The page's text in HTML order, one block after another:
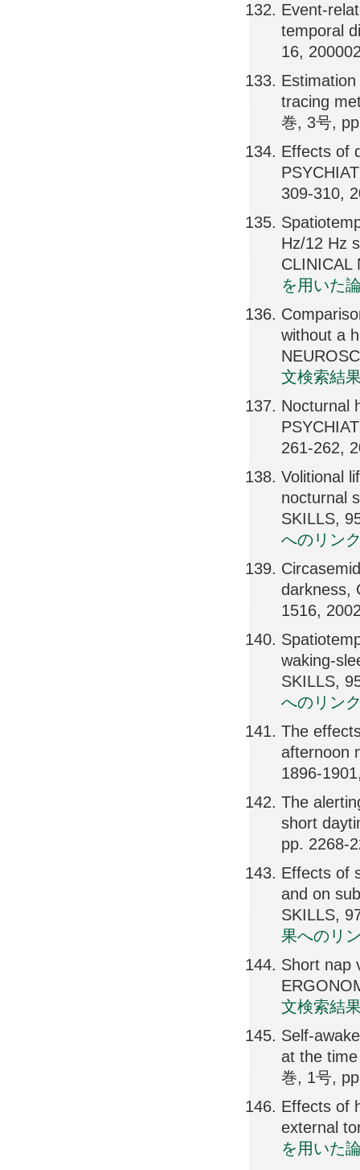
Event-
temporal
16,
tracing
巻, 3号,
Effects of
309-310,
Hz/12 Hz
CLINICAL
を用いた
without a
文検索結
Nocturnal
261-262,
Volitional
nocturnal
SKILLS,
へのリン
darkness,
1516,
waking-
SKILLS,
へのリン
The
afternoon
1896-
The
short
pp. 2268-
Effects of
and on
SKILLS,
果へのリ
Short nap
文検索結
Self-
at the
巻, 1号,
Effects of
external
を用いた